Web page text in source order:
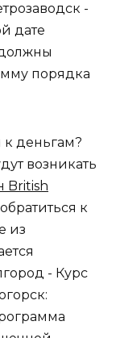
-
дате
порядка
к деньгам?
возникать
British
к
из
- Курс